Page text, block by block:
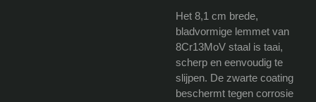
Het 8,1 cm brede,
bladvormige lemmet van
8Cr13MoV staal is taai,
scherp en eenvoudig te
slijpen. De zwarte coating
beschermt tegen corrosie